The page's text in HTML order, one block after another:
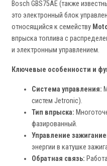
Bosch GBS75AE (также
это электронный блок
относящийся к семейству
впрыска топлива с
и электронным управлением.
Ключевые особенности и
Система управления:
систем Jetronic).
Тип впрыска:
фазированный.
Управление
энергии в катушке
Обратная связь: